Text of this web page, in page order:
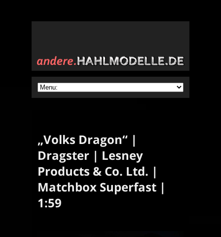
„Volks Dragon“ |
Dragster | Lesney
Products & Co. Ltd. |
Matchbox Superfast |
1:59